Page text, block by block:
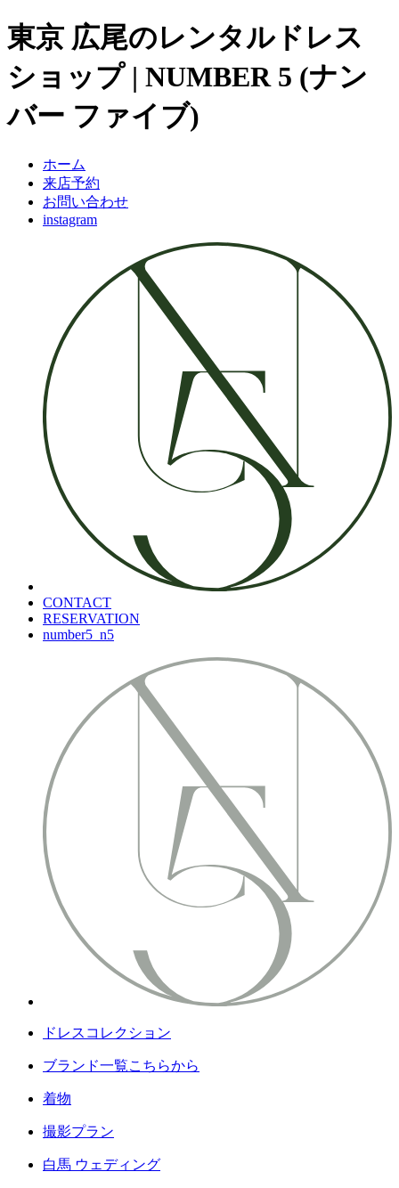
東京 広尾のレンタルドレス
ショップ | NUMBER 5 (ナン
バー ファイブ)
ホーム
来店予約
お問い合わせ
instagram
CONTACT
RESERVATION
number5_n5
ドレスコレクション
ブランド一覧こちらから
着物
撮影プラン
白馬 ウェディング